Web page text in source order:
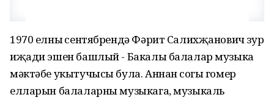
1970 елның сентябрендә Фәрит Салихҗанович зур
иҗади эшен башлый - Бакалы балалар музыка
мәктәбе укытучысы була. Аннан соңгы гомер
елларын балаларны музыкага, музыкаль